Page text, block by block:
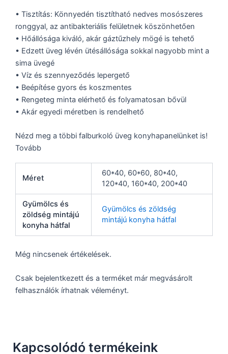
• Tisztítás: Könnyedén tisztítható nedves mosószeres
ronggyal, az antibakteriális felületnek köszönhetően
• Hőállósága kiváló, akár gáztűzhely mögé is tehető
• Edzett üveg lévén ütésállósága sokkal nagyobb mint a
sima üvegé
• Víz és szennyeződés lepergető
• Beépítése gyors és koszmentes
• Rengeteg minta elérhető és folyamatosan bővül
• Akár egyedi méretben is rendelhető
Nézd meg a többi falburkoló üveg konyhapanelünket is!
Tovább
Méret
60*40, 60*60, 80*40,
120*40, 160*40, 200*40
Gyümölcs és
zöldség mintájú
konyha hátfal
Gyümölcs és zöldség
mintájú konyha hátfal
Még nincsenek értékelések.
Csak bejelentkezett és a terméket már megvásárolt
felhasználók írhatnak véleményt.
Kapcsolódó termékeink